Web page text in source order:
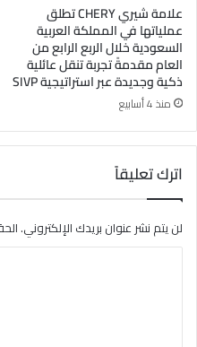
علامة شيري CHERY تطلق
عملياتها في المملكة العربية
السعودية خلال الربع الرابع من
العام مقدمةً تجربة تنقل عائلية
ذكية وجديدة عبر استراتيجية SIVP
منذ 4 أسابيع
اترك تعليقاً
لن يتم نشر عنوان بريدك الإلكتروني.